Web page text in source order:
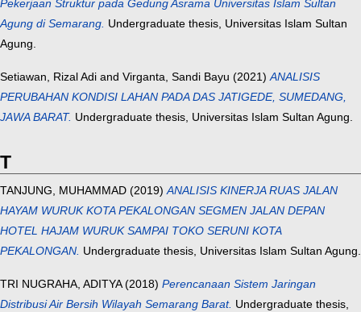
Pekerjaan Struktur pada Gedung Asrama Universitas Islam Sultan
Agung di Semarang. Undergraduate thesis, Universitas Islam Sultan
Agung.
Setiawan, Rizal Adi and Virganta, Sandi Bayu (2021)ANALISIS
PERUBAHAN KONDISI LAHAN PADA DAS JATIGEDE, SUMEDANG,
JAWA BARAT. Undergraduate thesis, Universitas Islam Sultan Agung.
T
TANJUNG, MUHAMMAD (2019)ANALISIS KINERJA RUAS JALAN
HAYAM WURUK KOTA PEKALONGAN SEGMEN JALAN DEPAN
HOTEL HAJAM WURUK SAMPAI TOKO SERUNI KOTA
PEKALONGAN. Undergraduate thesis, Universitas Islam Sultan Agung.
TRI NUGRAHA, ADITYA(2018) Perencanaan Sistem Jaringan
Distribusi Air Bersih Wilayah Semarang Barat. Undergraduate thesis,